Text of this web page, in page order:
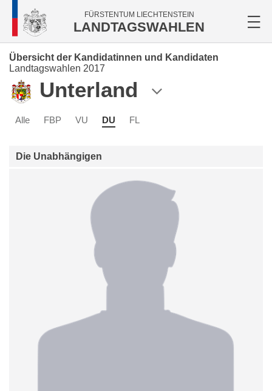
FÜRSTENTUM LIECHTENSTEIN
LANDTAGSWAHLEN
Übersicht der Kandidatinnen und Kandidaten
Landtagswahlen 2017
Unterland
Alle FBP VU DU FL
Die Unabhängigen